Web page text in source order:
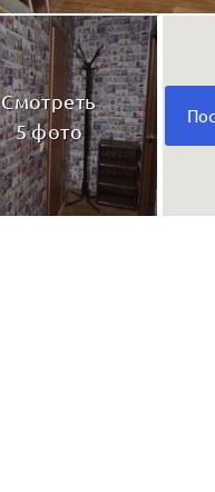
Смотреть
5 фото